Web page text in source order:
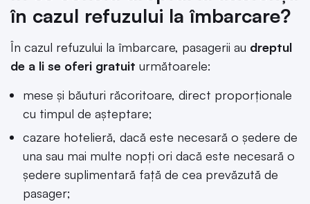
în cazul refuzului la îmbarcare?
În cazul refuzului la îmbarcare, pasagerii au dreptul
de a li se oferi gratuit următoarele:
mese şi băuturi răcoritoare, direct proporţionale
cu timpul de aşteptare;
cazare hotelieră, dacă este necesară o şedere de
una sau mai multe nopţi ori dacă este necesară o
şedere suplimentară faţă de cea prevăzută de
pasager;